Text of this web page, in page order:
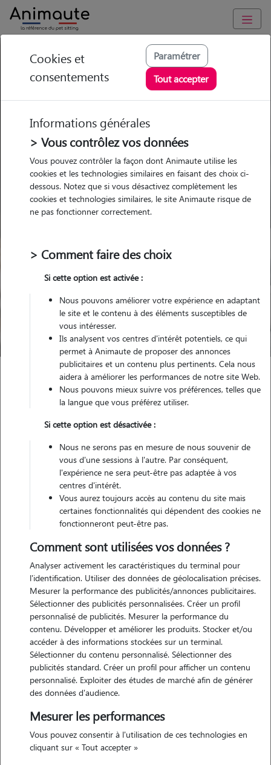
Pension Chat Haute-Garonne
(31)
Ou l'alternative Animaute
Garde
chez le Pet Sitter
Garde
chez le Pet Sitter
Promenades
Visites
Promenades
Visites
Trouver mon Pet Sitter
Garde d'animaux Pension Chat Haute-Garonne (31)
Trouvez votre hôtel ou pension
pour chat en Haute-Garonne
(31)
Testez Animaute pour la garde de votre
chat
Grâce à son vaste réseau de cat sitters, Animaute vous permet
de trouver rapidement et facilement un gardien pour votre
matou. Une solution sans box, en famille d'accueil !
Je découvre
Pourquoi préférer Animaute à la pension
Cookies et
consentements
Paramétrer
Tout accepter
Informations générales
> Vous contrôlez vos données
Vous pouvez contrôler la façon dont Animaute utilise les
cookies et les technologies similaires en faisant des choix ci-
dessous. Notez que si vous désactivez complètement les
cookies et technologies similaires, le site Animaute risque de
ne pas fonctionner correctement.
> Comment faire des choix
Si cette option est activée :
Nous pouvons améliorer votre expérience en adaptant
le site et le contenu à des éléments susceptibles de
vous intéresser.
Ils analysent vos centres d'intérêt potentiels, ce qui
permet à Animaute de proposer des annonces
publicitaires et un contenu plus pertinents. Cela nous
aidera à améliorer les performances de notre site Web.
Nous pouvons mieux suivre vos préférences, telles que
la langue que vous préférez utiliser.
Si cette option est désactivée :
Nous ne serons pas en mesure de nous souvenir de
vous d'une sessions à l'autre. Par conséquent,
l'expérience ne sera peut-être pas adaptée à vos
centres d'intérêt.
Vous aurez toujours accès au contenu du site mais
certaines fonctionnalités qui dépendent des cookies ne
fonctionneront peut-être pas.
Comment sont utilisées vos données ?
Analyser activement les caractéristiques du terminal pour
l'identification. Utiliser des données de géolocalisation précises.
Mesurer la performance des publicités/annonces publicitaires.
Sélectionner des publicités personnalisées. Créer un profil
personnalisé de publicités. Mesurer la performance du
contenu. Développer et améliorer les produits. Stocker et/ou
accéder à des informations stockées sur un terminal.
Sélectionner du contenu personnalisé. Sélectionner des
publicités standard. Créer un profil pour afficher un contenu
personnalisé. Exploiter des études de marché afin de générer
des données d'audience.
Mesurer les performances
Vous pouvez consentir à l'utilisation de ces technologies en
cliquant sur « Tout accepter »